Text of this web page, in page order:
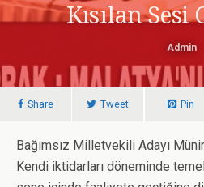
Kısılan Sesi
Admin
Share Tweet Pin
Bağımsız Milletvekili Adayı
Kendi iktidarları döneminde